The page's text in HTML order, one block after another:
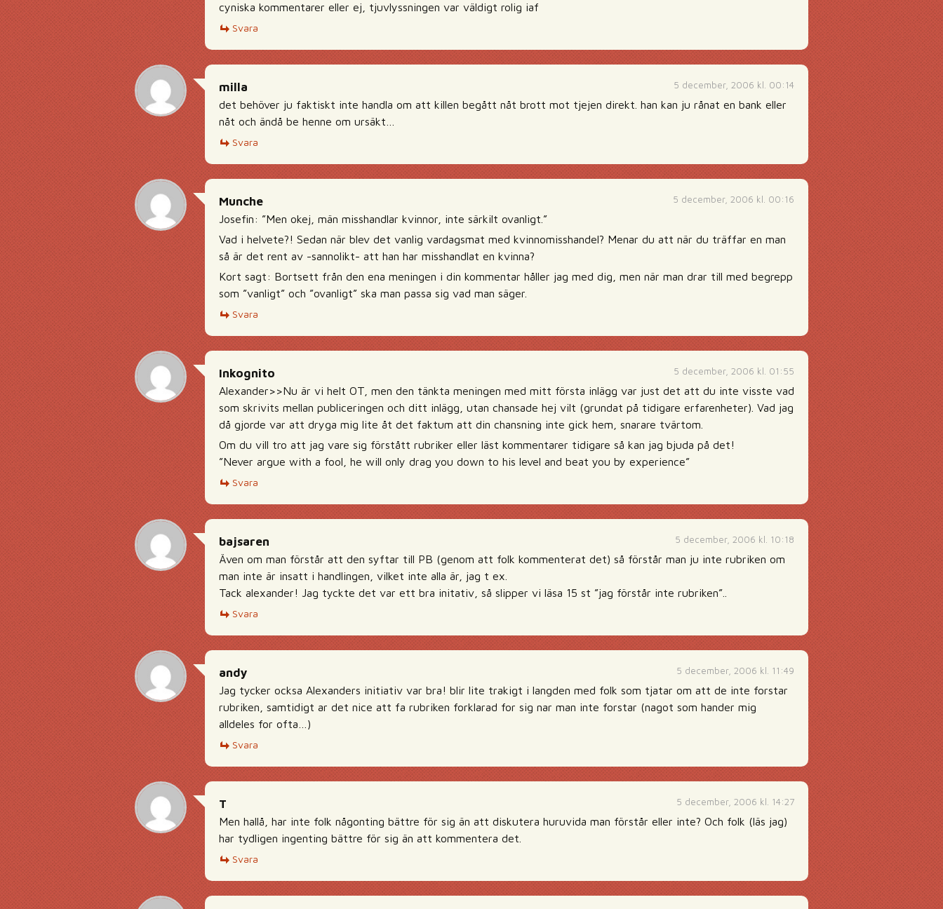
cyniska kommentarer eller ej, tjuvlyssningen var väldigt rolig iaf
Svara
5 december, 2006 kl. 00:14
milla
det behöver ju faktiskt inte handla om att killen begått nåt brott mot tjejen direkt. han kan ju rånat en bank eller
nåt och ändå be henne om ursäkt…
Svara
5 december, 2006 kl. 00:16
Munche
Josefin: ”Men okej, män misshandlar kvinnor, inte särkilt ovanligt.”
Vad i helvete?! Sedan när blev det vanlig vardagsmat med kvinnomisshandel? Menar du att när du träffar en man
så är det rent av -sannolikt- att han har misshandlat en kvinna?
Kort sagt: Bortsett från den ena meningen i din kommentar håller jag med dig, men när man drar till med begrepp
som ”vanligt” och ”ovanligt” ska man passa sig vad man säger.
Svara
5 december, 2006 kl. 01:55
Inkognito
Alexander>>Nu är vi helt OT, men den tänkta meningen med mitt första inlägg var just det att du inte visste vad
som skrivits mellan publiceringen och ditt inlägg, utan chansade hej vilt (grundat på tidigare erfarenheter). Vad jag
då gjorde var att dryga mig lite åt det faktum att din chansning inte gick hem, snarare tvärtom.
Om du vill tro att jag vare sig förstått rubriker eller läst kommentarer tidigare så kan jag bjuda på det!
”Never argue with a fool, he will only drag you down to his level and beat you by experience”
Svara
5 december, 2006 kl. 10:18
bajsaren
Även om man förstår att den syftar till PB (genom att folk kommenterat det) så förstår man ju inte rubriken om
man inte är insatt i handlingen, vilket inte alla är, jag t ex.
Tack alexander! Jag tyckte det var ett bra initativ, så slipper vi läsa 15 st ”jag förstår inte rubriken”..
Svara
5 december, 2006 kl. 11:49
andy
Jag tycker ocksa Alexanders initiativ var bra! blir lite trakigt i langden med folk som tjatar om att de inte forstar
rubriken, samtidigt ar det nice att fa rubriken forklarad for sig nar man inte forstar (nagot som hander mig
alldeles for ofta…)
Svara
5 december, 2006 kl. 14:27
T
Men hallå, har inte folk någonting bättre för sig än att diskutera huruvida man förstår eller inte? Och folk (läs jag)
har tydligen ingenting bättre för sig än att kommentera det.
Svara